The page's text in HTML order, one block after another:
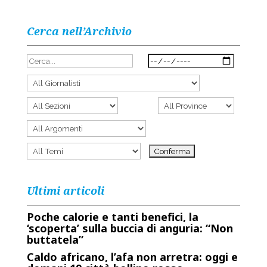
Cerca nell’Archivio
Ultimi articoli
Poche calorie e tanti benefici, la
‘scoperta’ sulla buccia di anguria: “Non
buttatela”
Caldo africano, l’afa non arretra: oggi e